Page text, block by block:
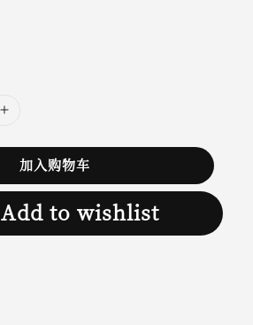
加入购物车
Add to wishlist